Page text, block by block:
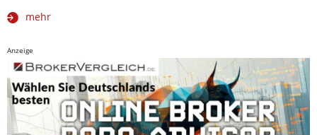
mehr
Anzeige